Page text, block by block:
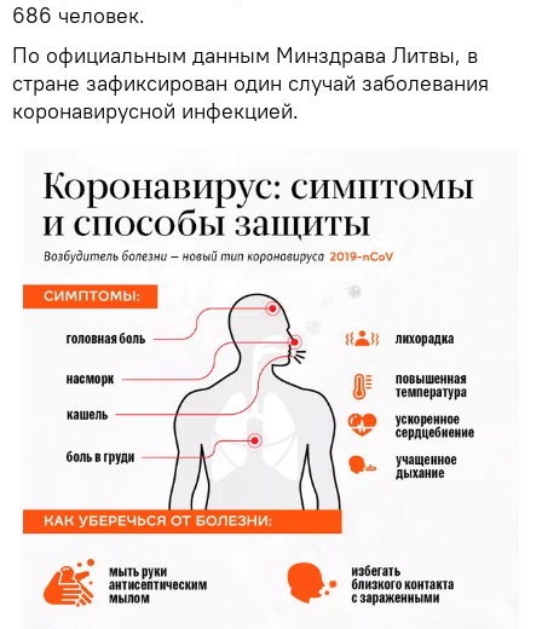
686 человек.
По официальным данным Минздрава Литвы, в
стране зафиксирован один случай заболевания
коронавирусной инфекцией.